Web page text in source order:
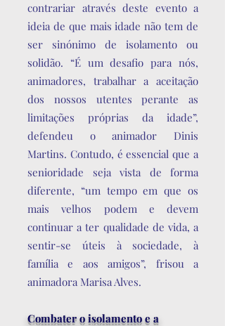
contrariar através deste evento a
ideia de que mais idade não tem de
ser sinónimo de isolamento ou
solidão. “É um desafio para nós,
animadores, trabalhar a aceitação
dos nossos utentes perante as
limitações próprias da idade”,
defendeu o animador Dinis
Martins. Contudo, é essencial que a
senioridade seja vista de forma
diferente, “um tempo em que os
mais velhos podem e devem
continuar a ter qualidade de vida, a
sentir-se úteis à sociedade, à
família e aos amigos”, frisou a
animadora Marisa Alves.
Combater o isolamento e a